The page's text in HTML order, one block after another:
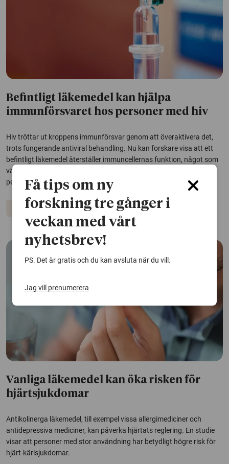
Befintligt läkemedel kan hjälpa
immunförsvaret hos personer med hiv
Hiv tröttar ut kroppens immunförsvar genom att överaktivera det,
trots fungerande antiviral behandling. Nu kan forskare visa att ett
befintligt läkemedel återställer immuncellernas funktion, något som
väcker hopp om att läkemedlet skulle kunna förbättra hälsan hos
personer som lever med...
Läkemedel Immunförsvar Virus
Vanliga läkemedel kan öka risken för
hjärtsjukdomar
Antikolinerga läkemedel, till exempel vissa allergimediciner och
antidepressiva mediciner, kan påverka hjärtats reglering. En studie
visar att personer med stor användning har betydligt högre risk för
hjärt-kärlsjukdomar.
Få tips om ny
forskning tre gånger i
veckan med vårt
nyhetsbrev!
PS. Det är gratis och du kan avsluta när du vill.
Jag vill prenumerera